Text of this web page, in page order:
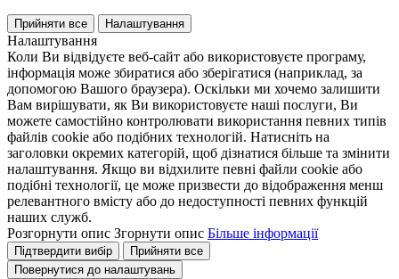
Прийняти все Налаштування
Налаштування
Коли Ви відвідуєте веб-сайт або використовуєте програму,
інформація може збиратися або зберігатися (наприклад, за
допомогою Вашого браузера). Оскільки ми хочемо залишити
Вам вирішувати, як Ви використовуєте наші послуги, Ви
можете самостійно контролювати використання певних типів
файлів cookie або подібних технологій. Натисніть на
заголовки окремих категорій, щоб дізнатися більше та змінити
налаштування. Якщо ви відхилите певні файли cookie або
подібні технології, це може призвести до відображення менш
релевантного вмісту або до недоступності певних функцій
наших служб.
Розгорнути опис Згорнути опис Більше інформації
Підтвердити вибір
Прийняти все
Повернутися до налаштувань